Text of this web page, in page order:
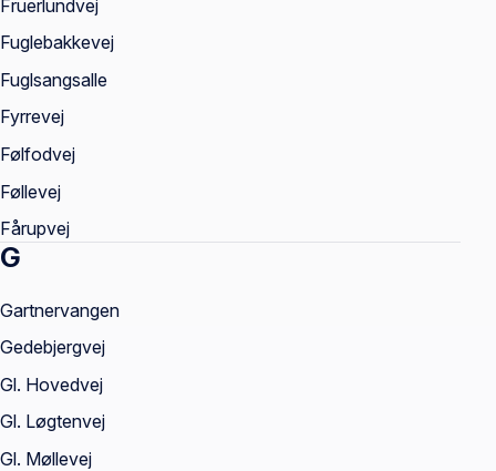
Fruerlundvej
Fuglebakkevej
Fuglsangsalle
Fyrrevej
Følfodvej
Føllevej
Fårupvej
G
Gartnervangen
Gedebjergvej
Gl. Hovedvej
Gl. Løgtenvej
Gl. Møllevej